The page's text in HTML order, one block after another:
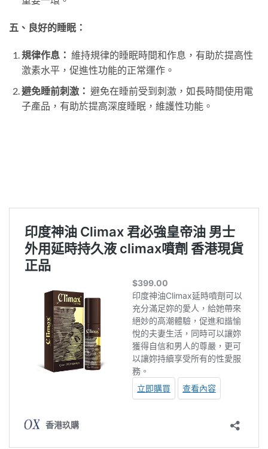
五、良好的睡眠：
規律作息： 維持規律的睡眠時間和作息，有助於提高性
激素水平，促進性功能的正常運作。
避免睡前刺激： 避免在睡前受到刺激，如長時間使用電
子產品，有助於提高深度睡眠，維護性功能。